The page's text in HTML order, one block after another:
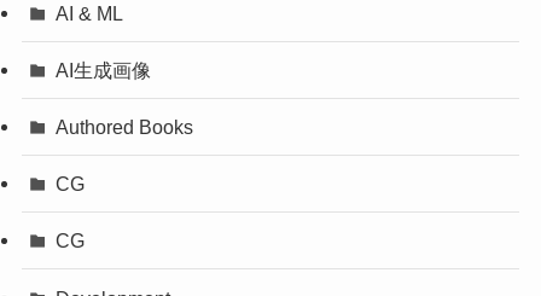
AI & ML
AI生成画像
Authored Books
CG
CG